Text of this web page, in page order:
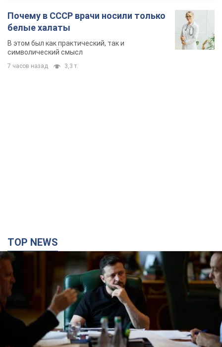
Почему в СССР врачи носили только
белые халаты
В этом был как практический, так и
символический смысл
7 часов назад 3,3 т.
TOP NEWS